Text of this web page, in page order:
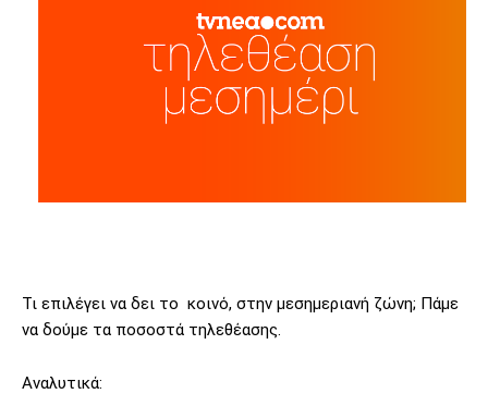
Τι επιλέγει να δει το κοινό, στην μεσημεριανή ζώνη; Πάμε
να δούμε τα ποσοστά τηλεθέασης.
Αναλυτικά: